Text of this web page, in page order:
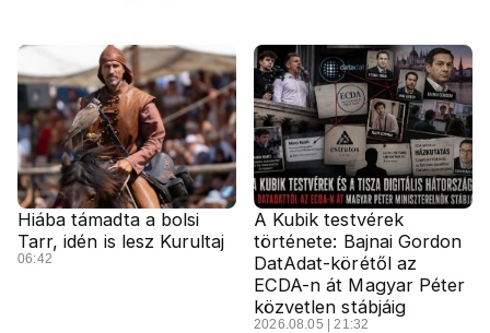
Hiába támadta a bolsi
Tarr, idén is lesz Kurultaj
06:42
A Kubik testvérek
története: Bajnai Gordon
DatAdat-körétől az
ECDA-n át Magyar Péter
közvetlen stábjáig
2026.08.05 | 21:32